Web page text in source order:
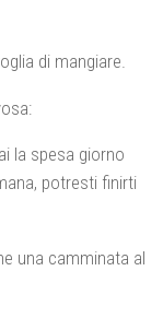
di mangiare.
la spesa giorno
potresti finirti
una camminata al